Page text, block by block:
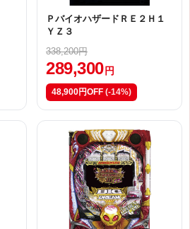
ＰバイオハザードＲＥ２Ｈ１
ＹＺ３
338,200円
289,300 円
48,900円OFF (-14%)